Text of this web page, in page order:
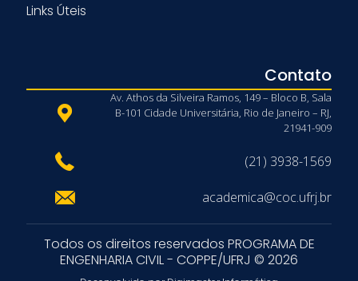
Links Úteis
Contato
Av. Athos da Silveira Ramos, 149 – Bloco B, Sala
B-101 Cidade Universitária, Rio de Janeiro – RJ,
21941-909
(21) 3938-1569
academica@coc.ufrj.br
Todos os direitos reservados PROGRAMA DE
ENGENHARIA CIVIL - COPPE/UFRJ © 2026